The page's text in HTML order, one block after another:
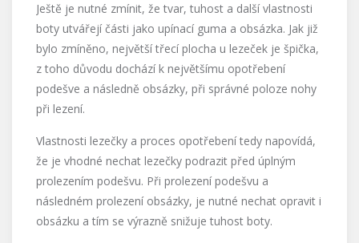
Ještě je nutné zmínit, že tvar, tuhost a další vlastnosti
boty utvářejí části jako upínací guma a obsázka. Jak již
bylo zmíněno, největší třecí plocha u lezeček je špička,
z toho důvodu dochází k největšímu opotřebení
podešve a následně obsázky, při správné poloze nohy
při lezení.
Vlastnosti lezečky a proces opotřebení tedy napovídá,
že je vhodné nechat lezečky podrazit před úplným
prolezením podešvu. Při prolezení podešvu a
následném prolezení obsázky, je nutné nechat opravit i
obsázku a tím se výrazně snižuje tuhost boty.